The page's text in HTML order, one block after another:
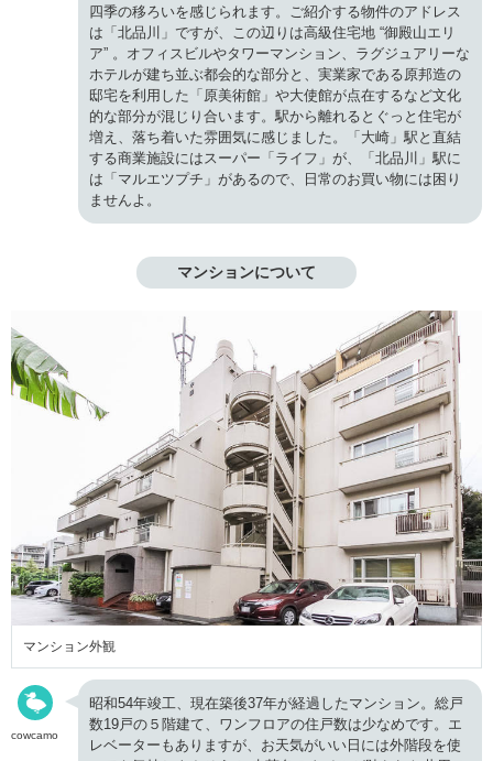
四季の移ろいを感じられます。ご紹介する物件のアドレス
は「北品川」ですが、この辺りは高級住宅地 “御殿山エリ
ア” 。オフィスビルやタワーマンション、ラグジュアリーな
ホテルが建ち並ぶ都会的な部分と、実業家である原邦造の
邸宅を利用した「原美術館」や大使館が点在するなど文化
的な部分が混じり合います。駅から離れるとぐっと住宅が
増え、落ち着いた雰囲気に感じました。「大崎」駅と直結
する商業施設にはスーパー「ライフ」が、「北品川」駅に
は「マルエツプチ」があるので、日常のお買い物には困り
ませんよ。
マンションについて
マンション外観
cowcamo
昭和54年竣工、現在築後37年が経過したマンション。総戸
数19戸の５階建て、ワンフロアの住戸数は少なめです。エ
レベーターもありますが、お天気がいい日には外階段を使